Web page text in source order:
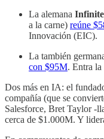
La alemana
a la carne) reúne
Innovación (EIC).
La también
con $95M. Entra
Dos más en IA: el
compañía (que se
Salesforce, Bret Taylor -
cerca de $1.000M. Y